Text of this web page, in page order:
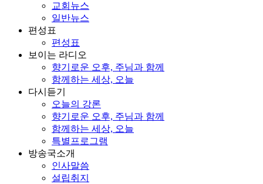
교회뉴스
일반뉴스
편성표
편성표
보이는 라디오
향기로운 오후, 주님과 함께
함께하는 세상, 오늘
다시듣기
오늘의 강론
향기로운 오후, 주님과 함께
함께하는 세상, 오늘
특별프로그램
방송국소개
인사말씀
설립취지